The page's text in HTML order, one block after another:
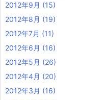
2012年9月 (15)
2012年8月 (19)
2012年7月 (11)
2012年6月 (16)
2012年5月 (26)
2012年4月 (20)
2012年3月 (16)